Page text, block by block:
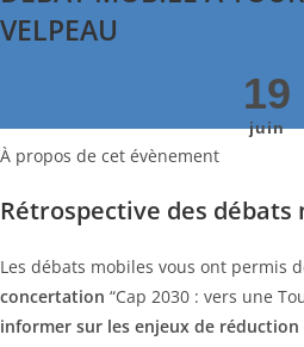
VELPEAU
19
juin
À propos de cet évènement
Rétrospective des débats
Les débats mobiles vous ont permis
concertation “Cap 2030 : vers une
informer sur les enjeux de